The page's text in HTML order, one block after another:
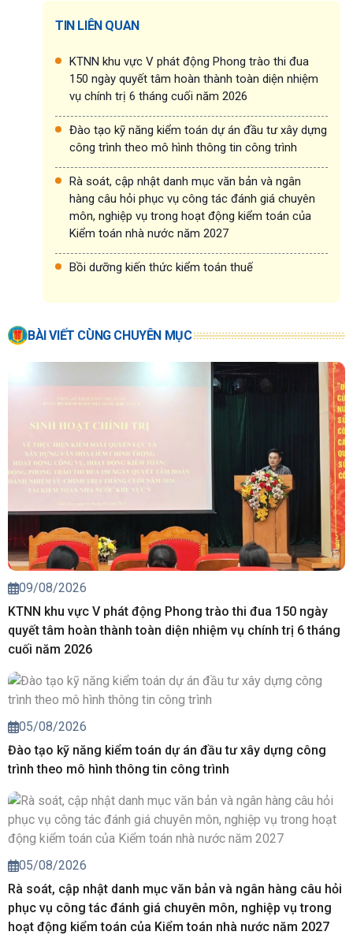
TIN LIÊN QUAN
KTNN khu vực V phát động Phong trào thi đua
150 ngày quyết tâm hoàn thành toàn diện nhiệm
vụ chính trị 6 tháng cuối năm 2026
Đào tạo kỹ năng kiểm toán dự án đầu tư xây dựng
công trình theo mô hình thông tin công trình
Rà soát, cập nhật danh mục văn bản và ngân
hàng câu hỏi phục vụ công tác đánh giá chuyên
môn, nghiệp vụ trong hoạt động kiểm toán của
Kiểm toán nhà nước năm 2027
Bồi dưỡng kiến thức kiểm toán thuế
BÀI VIẾT CÙNG CHUYÊN MỤC
09/08/2026
KTNN khu vực V phát động Phong trào thi đua 150 ngày
quyết tâm hoàn thành toàn diện nhiệm vụ chính trị 6 tháng
cuối năm 2026
05/08/2026
Đào tạo kỹ năng kiểm toán dự án đầu tư xây dựng công
trình theo mô hình thông tin công trình
05/08/2026
Rà soát, cập nhật danh mục văn bản và ngân hàng câu hỏi
phục vụ công tác đánh giá chuyên môn, nghiệp vụ trong
hoạt động kiểm toán của Kiểm toán nhà nước năm 2027